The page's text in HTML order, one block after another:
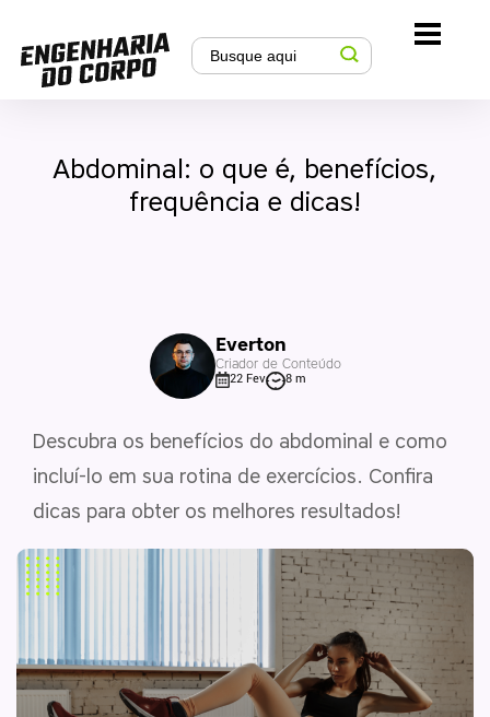
Abdominal: o que é, benefícios,
frequência e dicas!
Everton
Criador de Conteúdo
22 Fev 8 m
Descubra os benefícios do abdominal e como
incluí-lo em sua rotina de exercícios. Confira
dicas para obter os melhores resultados!